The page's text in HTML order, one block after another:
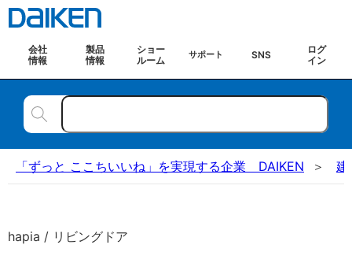
会社
情報
製品
情報
ショー
ルーム
サポート SNS
ログ
イン
「ずっと ここちいいね」を実現する企業 DAIKEN 建
hapia / リビングドア